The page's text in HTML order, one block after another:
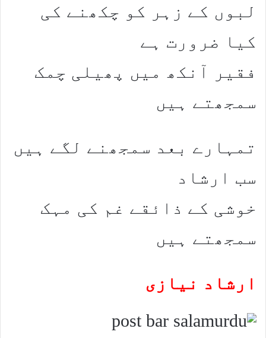
لبوں کے زہر کو چکھنے کی
کیا ضرورت ہے
فقیر آنکھ میں پھیلی چمک
سمجھتے ہیں
تمہارے بعد سمجھنے لگے ہیں
سب ارشاد
خوشی کے ذائقے غم کی مہک
سمجھتے ہیں
ارشاد نیازی